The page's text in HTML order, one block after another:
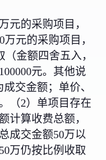
元的采购项目，
元的采购项目，
金额四舍五入，
元。其他说
交金额；单价、
（2）单项目存在
计算收费总额，
成交金额50万以
万仍按比例收取